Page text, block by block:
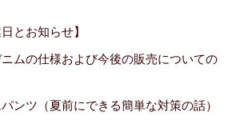
とお知らせ】
ムの仕様および今後の販売についての
ンツ（夏前にできる簡単な対策の話）